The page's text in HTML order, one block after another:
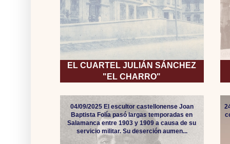
EL CUARTEL JULIÁN SÁNCHEZ
"EL CHARRO"
04/09/2025 El escultor castellonense Joan
Baptista Folía pasó largas temporadas en
Salamanca entre 1903 y 1909 a causa de su
servicio militar. Su deserción aumen...